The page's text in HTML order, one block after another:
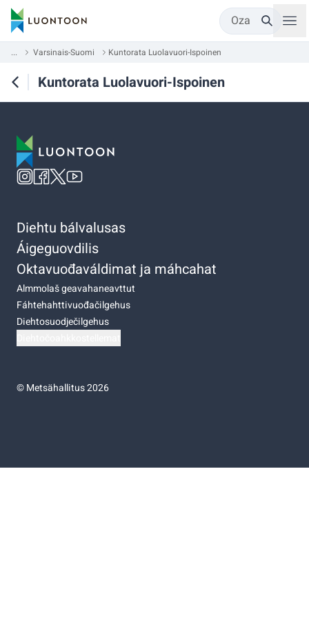
Oza
... Varsinais-Suomi Kuntorata Luolavuori-Ispoinen
Kuntorata Luolavuori-Ispoinen
Diehtu bálvalusas
Áigeguovdilis
Oktavuođaváldimat ja máhcahat
Almmolaš geavahaneavttut
Fáhtehahttivuođačilgehus
Diehtosuodječilgehus
©Metsähallitus 2026